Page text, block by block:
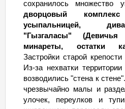
26.11.26 Чт - 29.11
27.11.26 Пт - 30.11 Пн
28.11.26Сб- 01.12 Вт
29.11.26Вс- 02.12 Ср
30.11.26 Пн - 03.12 Чт
01.12.26 Вт - 04.12 Пт
02.12.26 Ср - 05.12 Сб
сохранилось множество
дворцовый
усыпальницей,
"Гызгаласы"
минареты, остатки
Застройки старой
Из-за нехватки
возводились "стена к
чрезвычайно малы и
улочек, переулков и